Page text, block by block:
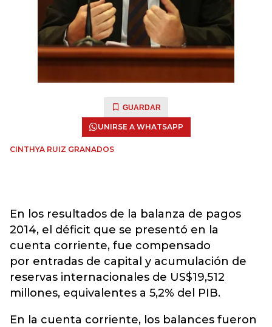
GUARDAR
UNIRSE A WHATSAPP
CINTHYA RUIZ GRANADOS
En los resultados de la balanza de pagos
2014, el déficit que se presentó en la
cuenta corriente, fue compensado
por entradas de capital y acumulación de
reservas internacionales de US$19,512
millones, equivalentes a 5,2% del PIB.
En la cuenta corriente, los balances fueron